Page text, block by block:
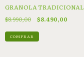
GRANOLA TRADICIONAL
$8.990,00 $8.490,00
COMPRAR